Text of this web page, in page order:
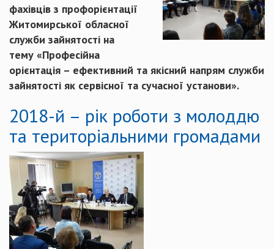
фахівців з профорієнтації
Житомирської обласної
служби зайнятості на
тему «Професійна
орієнтація – ефективний та якісний напрям служби
зайнятості як сервісної та сучасної установи».
2018-й – рік роботи з молоддю
та територіальними громадами